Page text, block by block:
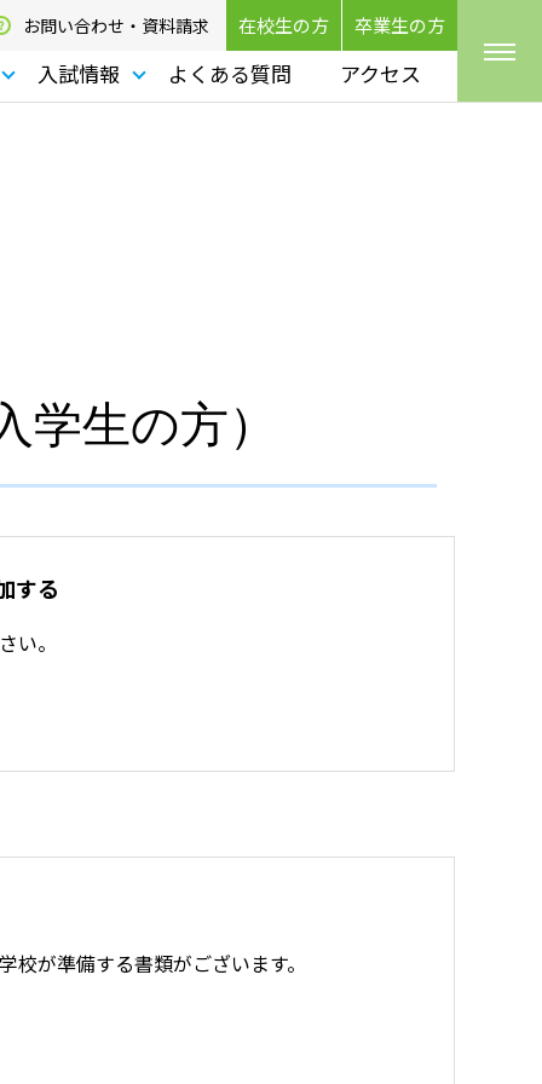
お問い合わせ・資料請求 在校生の方 卒業生の方
入試情報 よくある質問 アクセス
学生の方）
する
い。
が準備する書類がございます。